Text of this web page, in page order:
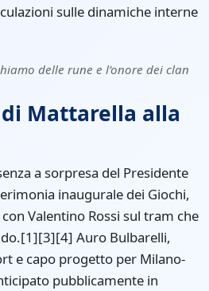
sulle dinamiche interne
delle rune e l’onore dei clan
Mattarella alla
a sorpresa del Presidente
inaugurale dei Giochi,
Valentino Rossi sul tram che
Auro Bulbarelli,
e capo progetto per Milano-
pubblicamente in